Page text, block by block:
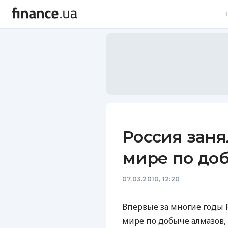
Россия
мире по
07.03.2010, 12:20
Впервые за многие
мире по добыче